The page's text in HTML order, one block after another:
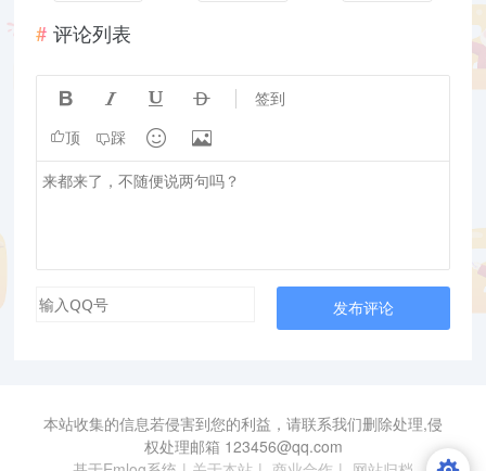
评论列表
    签到
顶 踩  
发布评论
本站收集的信息若侵害到您的利益，请联系我们删除处理,侵
权处理邮箱 123456@qq.com